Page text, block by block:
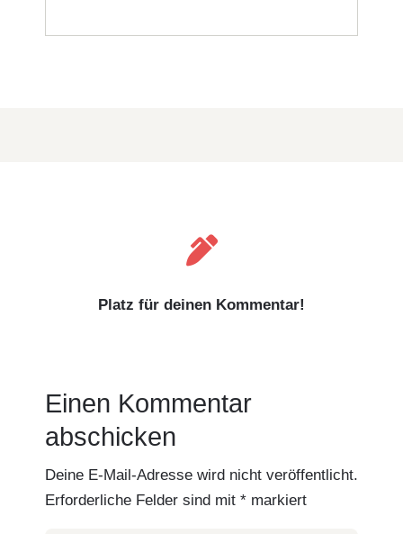

Platz für deinen Kommentar!
Einen Kommentar
abschicken
Deine E-Mail-Adresse wird nicht veröffentlicht.
Erforderliche Felder sind mit * markiert